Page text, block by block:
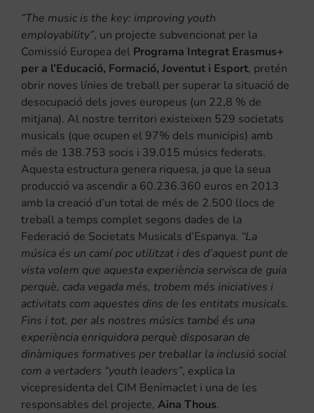
“The music is the key: improving youth
employability”, un projecte subvencionat per la
Comissió Europea del Programa Integrat Erasmus+
per a l’Educació, Formació, Joventut i Esport, pretén
obrir noves línies de treball per superar la situació de
desocupació dels joves europeus (un 22,8 % de
mitjana). Al nostre territori existeixen 529 societats
musicals (que ocupen el 97% dels municipis) amb
més de 138.753 socis i 39.015 músics federats.
Aquesta estructura genera riquesa, ja que la seua
producció va ascendir a 60.236.360 euros en 2013
amb la creació d’un total de més de 2.500 llocs de
treball a temps complet segons dades de la
Federació de Societats Musicals d’Espanya. “La
música és un camí poc utilitzat i des d’aquest punt de
vista volem que aquesta experiència servisca de guia
perquè, cada vegada més, trobem més iniciatives i
activitats com aquestes dins de les entitats musicals.
Fins i tot, per als nostres músics també és una
experiència enriquidora perquè disposaran de
dinàmiques formatives per treballar la inclusió social
com a vertaders “youth leaders”, explica la
vicepresidenta del CIM Benimaclet i una de les
responsables del projecte, Aina Thous.